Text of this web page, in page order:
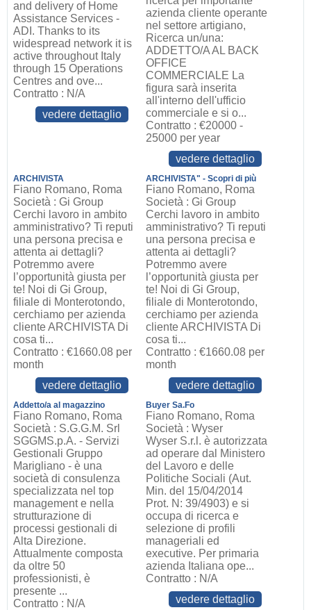
and delivery of Home
Assistance Services -
ADI. Thanks to its
widespread network it is
active throughout Italy
through 15 Operations
Centres and ove...
Contratto : N/A
vedere dettaglio
azienda cliente operante
nel settore artigiano,
Ricerca un/una:
ADDETTO/A AL BACK
OFFICE
COMMERCIALE La
figura sarà inserita
all'interno dell'ufficio
commerciale e si o...
Contratto : €20000 -
25000 per year
vedere dettaglio
ARCHIVISTA
Fiano Romano, Roma
Società : Gi Group
Cerchi lavoro in ambito
amministrativo? Ti reputi
una persona precisa e
attenta ai dettagli?
Potremmo avere
l’opportunità giusta per
te! Noi di Gi Group,
filiale di Monterotondo,
cerchiamo per azienda
cliente ARCHIVISTA Di
cosa ti...
Contratto : €1660.08 per
month
vedere dettaglio
ARCHIVISTA" - Scopri di più
Fiano Romano, Roma
Società : Gi Group
Cerchi lavoro in ambito
amministrativo? Ti reputi
una persona precisa e
attenta ai dettagli?
Potremmo avere
l’opportunità giusta per
te! Noi di Gi Group,
filiale di Monterotondo,
cerchiamo per azienda
cliente ARCHIVISTA Di
cosa ti...
Contratto : €1660.08 per
month
vedere dettaglio
Addetto/a al magazzino
Fiano Romano, Roma
Società : S.G.G.M. Srl
SGGMS.p.A. - Servizi
Gestionali Gruppo
Marigliano - è una
società di consulenza
specializzata nel top
management e nella
strutturazione di
processi gestionali di
Alta Direzione.
Attualmente composta
da oltre 50
professionisti, è
presente ...
Contratto : N/A
Buyer Sa.Fo
Fiano Romano, Roma
Società : Wyser
Wyser S.r.l. è autorizzata
ad operare dal Ministero
del Lavoro e delle
Politiche Sociali (Aut.
Min. del 15/04/2014
Prot. N: 39/4903) e si
occupa di ricerca e
selezione di profili
manageriali ed
executive. Per primaria
azienda Italiana ope...
Contratto : N/A
vedere dettaglio